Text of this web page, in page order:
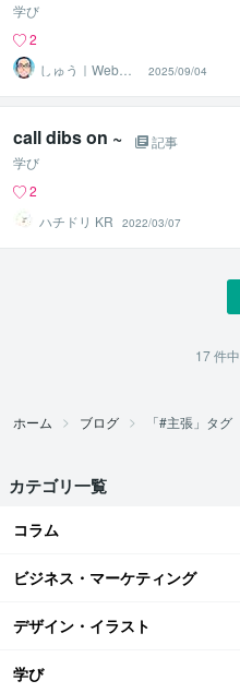
学び
2
しゅう｜Webコ
ーダー
2025/09/04
call dibs on ~
記事
学び
2
ハチドリ KR
2022/03/07
17件中
ホーム ブログ 「#主張」タグ
カテゴリ一覧
コラム
ビジネス・マーケティング
デザイン・イラスト
学び